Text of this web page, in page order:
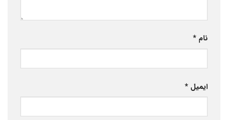
نام *
ایمیل *